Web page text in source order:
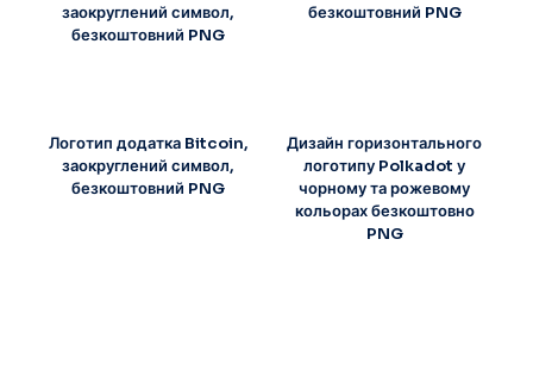
заокруглений символ,
безкоштовний PNG
безкоштовний PNG
Логотип додатка Bitcoin,
заокруглений символ,
безкоштовний PNG
Дизайн горизонтального
логотипу Polkadot у
чорному та рожевому
кольорах безкоштовно
PNG